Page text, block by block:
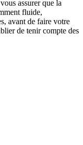
assurer que la
fluide,
avant de faire votre
de tenir compte des